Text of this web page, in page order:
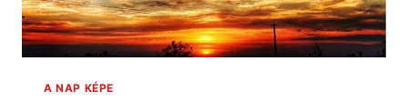
A NAP KÉPE